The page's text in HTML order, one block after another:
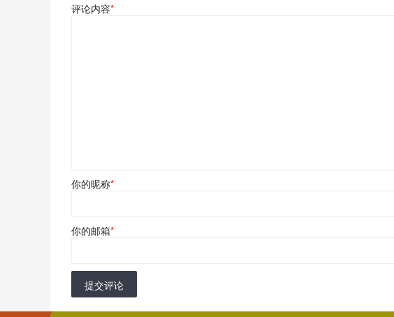
评论内容*
你的昵称*
你的邮箱*
提交评论